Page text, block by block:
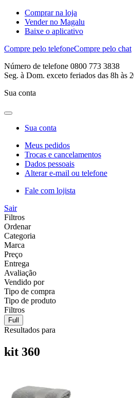
Comprar na loja
Vender no Magalu
Baixe o aplicativo
Compre pelo telefoneCompre pelo chat
Número de telefone 0800 773 3838
Seg. à Dom. exceto feriados das 8h às
Sua conta
Sua conta
Meus pedidos
Trocas e cancelamentos
Dados pessoais
Alterar e-mail ou telefone
Fale com lojista
Sair
Filtros
Ordenar
Categoria
Marca
Preço
Entrega
Avaliação
Vendido por
Tipo de compra
Tipo de produto
Filtros
Full
Resultados para
kit 360